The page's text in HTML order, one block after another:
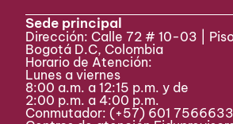
Sede principal
Dirección: Calle 72 # 10-03 |
Bogotá D.C, Colombia
Horario de Atención:
Lunes a viernes
8:00 a.m. a 12:15 p.m. y de
2:00 p.m. a 4:00 p.m.
Conmutador: (+57) 601 7566633